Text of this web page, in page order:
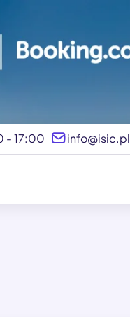
- 17:00 info@isic.pl